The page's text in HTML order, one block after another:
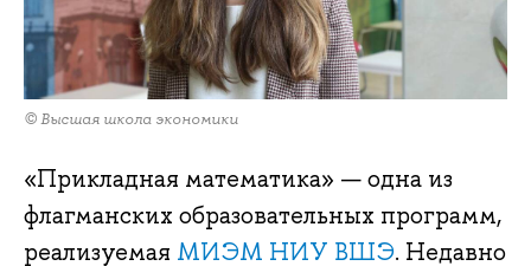
© Высшая школа экономики
«Прикладная математика» — одна из
флагманских образовательных программ,
реализуемая МИЭМ НИУ ВШЭ. Недавно